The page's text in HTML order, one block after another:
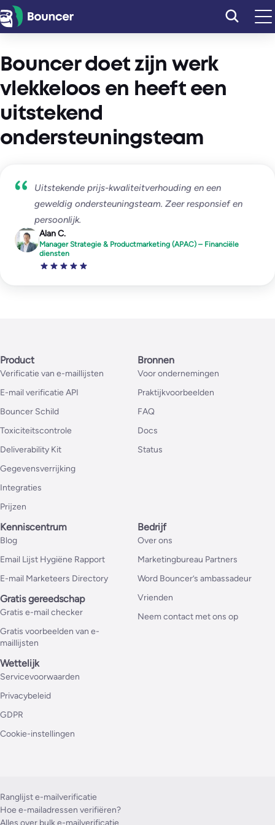
Ga
naar
inhoud
Bouncer doet zijn werk
vlekkeloos en heeft een
uitstekend
ondersteuningsteam
Uitstekende prijs-kwaliteitverhouding en een
geweldig ondersteuningsteam. Zeer responsief en
persoonlijk.
Alan C.
Manager Strategie & Productmarketing (APAC) – Financiële
diensten
Product
Verificatie van e-maillijsten
E-mail verificatie API
Bouncer Schild
Toxiciteitscontrole
Deliverability Kit
Gegevensverrijking
Integraties
Prijzen
Bronnen
Voor ondernemingen
Praktijkvoorbeelden
FAQ
Docs
Status
Kenniscentrum
Blog
Email Lijst Hygiëne Rapport
E-mail Marketeers Directory
Gratis gereedschap
Gratis e-mail checker
Gratis voorbeelden van e-
maillijsten
Bedrijf
Over ons
Marketingbureau Partners
Word Bouncer’s ambassadeur
Vrienden
Neem contact met ons op
Wettelijk
Servicevoorwaarden
Privacybeleid
GDPR
Cookie-instellingen
Ranglijst e-mailverificatie
Hoe e-mailadressen verifiëren?
Alles over bulk e-mailverificatie